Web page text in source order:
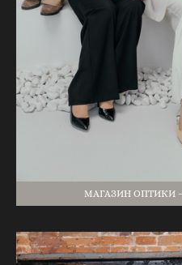
МАГАЗИН ОПТИКИ